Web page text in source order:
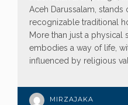
Aceh Darussalam,
recognizable traditional
More than just a physical
embodies a way of life,
influenced by religious
MIRZAJAKA